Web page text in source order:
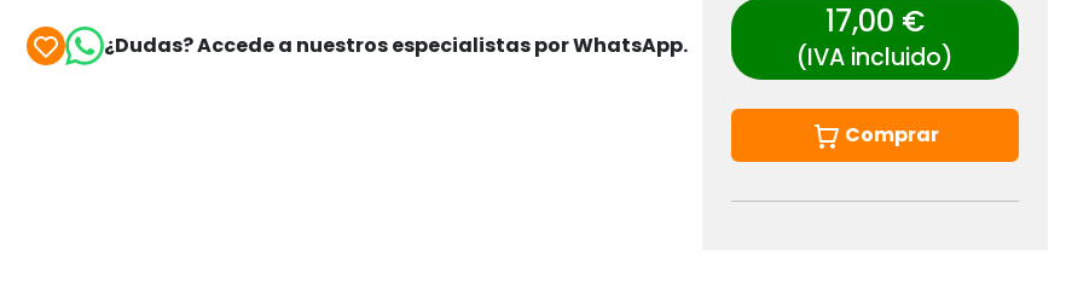
¿Dudas? Accede a nuestros especialistas por WhatsApp.
17,00 €
(IVA incluido)
Comprar